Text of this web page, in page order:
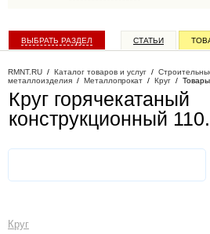
ВЫБРАТЬ РАЗДЕЛ СТАТЬИ
RMNT.RU / Каталог товаров и услуг /
металлоизделия / Металлопрокат / Круг /
Круг горячекатаный
конструкционный 110
Круг